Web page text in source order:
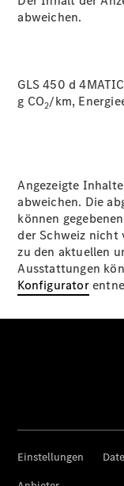
abweichen.
GLS 450 d
g CO2/km,
Angezeigte
abweichen. Die
können
der Schweiz
zu den aktuellen
Ausstattungen
Konfigurator